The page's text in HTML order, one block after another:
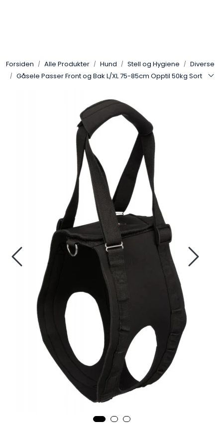
Forsiden Alle Produkter Hund Stell og Hygiene
Diverse
Gåsele Passer Front og Bak L/XL 75-85cm Opptil 50kg Sort
Leverandører